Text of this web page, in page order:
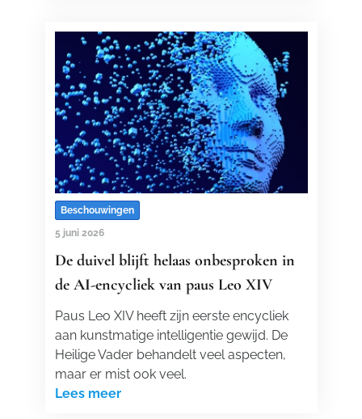
Beschouwingen
5 juni 2026
De duivel blijft helaas onbesproken in
de AI-encycliek van paus Leo XIV
Paus Leo XIV heeft zijn eerste encycliek
aan kunstmatige intelligentie gewijd. De
Heilige Vader behandelt veel aspecten,
maar er mist ook veel.
Lees meer